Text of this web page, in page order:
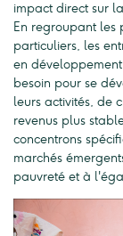
impact direct sur
En regroupant les
particuliers, les
en
besoin pour se
leurs activités, de
revenus plus
concentrons
marchés
pauvreté et à